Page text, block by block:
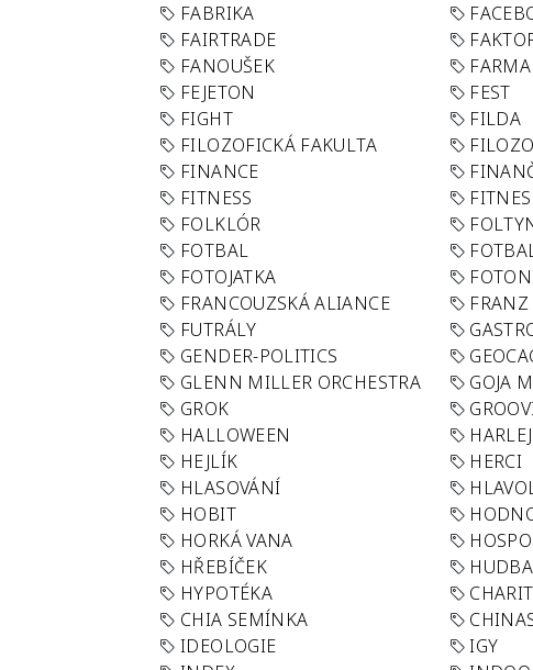
FABRIKA
FAIRTRADE
FANOUŠEK
FEJETON
FEST
FIGHT
FILDA
FILOZOFICKÁ FAKULTA
FINANCE
FITNESS
FOLKLÓR
FOTBAL
FOTOJATKA
FRANCOUZSKÁ ALIANCE
FUTRÁLY
GENDER-POLITICS
GLENN MILLER ORCHESTRA
GOJA
GROK
HALLOWEEN
HARLEJ
HEJLÍK
HERCI
HLASOVÁNÍ
HOBIT
HORKÁ VANA
HŘEBÍČEK
HUDBA
HYPOTÉKA
CHIA SEMÍNKA
IDEOLOGIE
IGY